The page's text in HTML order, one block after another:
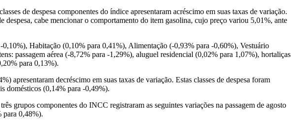
de despesa componentes do índice apresentaram acréscimo em suas taxas de variação.
cabe mencionar o comportamento do item gasolina, cujo preço variou 5,01%, ante
Habitação (0,10% para 0,41%), Alimentação (-0,93% para -0,60%), Vestuário
passagem aérea (-8,72% para -1,29%), aluguel residencial (0,02% para 1,07%), hortaliças
para 0,13%).
apresentaram decréscimo em suas taxas de variação. Estas classes de despesa foram
domésticos (0,14% para -0,49%).
grupos componentes do INCC registraram as seguintes variações na passagem de agosto
para 0,48%).